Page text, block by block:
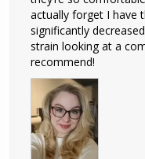
actually forget I have
significantly
strain looking at a
recommend!